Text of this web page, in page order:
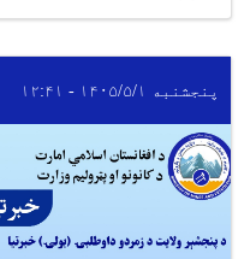
پنجشنبه ۱۴۰۵/۵/۱ - ۱۲:۴۱